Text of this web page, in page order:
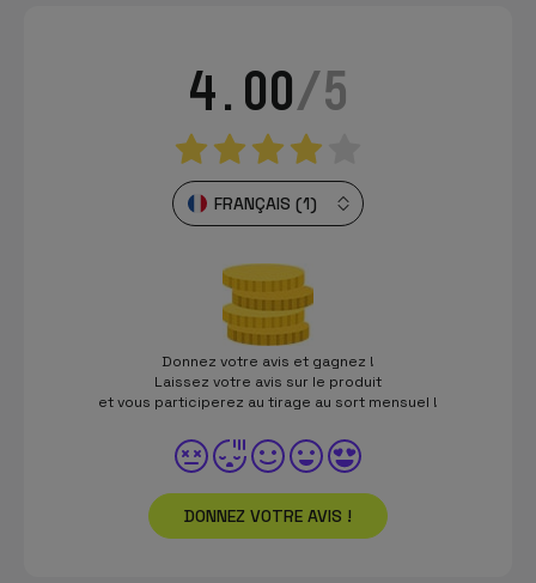
4.00/5
FRANÇAIS (1)
Donnez votre avis et gagnez !
Laissez votre avis sur le produit
et vous participerez au tirage au sort mensuel !
DONNEZ VOTRE AVIS !